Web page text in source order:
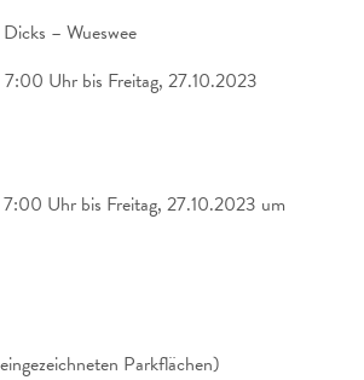
– Wueswee
Uhr bis Freitag, 27.10.2023
Uhr bis Freitag, 27.10.2023 um
Parkflächen)